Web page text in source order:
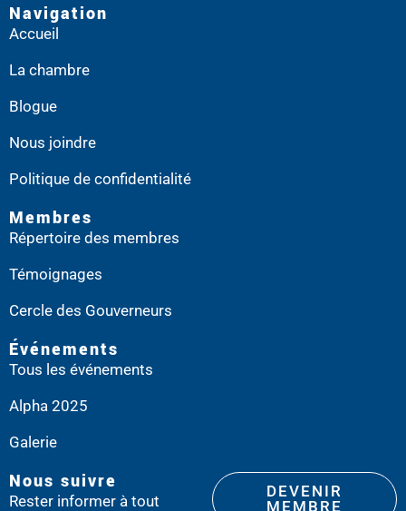
Navigation
Accueil
La chambre
Blogue
Nous joindre
Politique de confidentialité
Membres
Répertoire des membres
Témoignages
Cercle des Gouverneurs
Événements
Tous les événements
Alpha 2025
Galerie
Nous suivre
Rester informer à tout
DEVENIR
MEMBRE